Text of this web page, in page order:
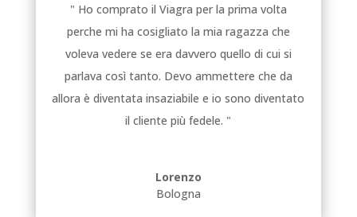
" Ho comprato il Viagra per la prima volta
perche mi ha cosigliato la mia ragazza che
voleva vedere se era davvero quello di cui si
parlava così tanto. Devo ammettere che da
allora è diventata insaziabile e io sono diventato
il cliente più fedele. "
Lorenzo
Bologna